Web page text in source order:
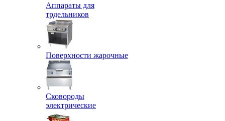
Аппараты для
трдельников
Поверхности жарочные
Сковороды
электрические